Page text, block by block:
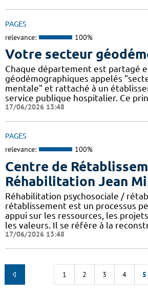
PAGES
relevance: 100%
Votre secteur
Chaque département est partagé
géodémographiques appelés
mentale" et rattaché à un
service publique hospitalier. Ce
17/06/2026 13:48
PAGES
relevance: 100%
Centre de
Réhabilitation Jean
Réhabilitation psychosociale /
rétablissement est un processus
appui sur les ressources, les
les valeurs. Il se réfère à la
17/06/2026 13:48
1 2 3 4 5